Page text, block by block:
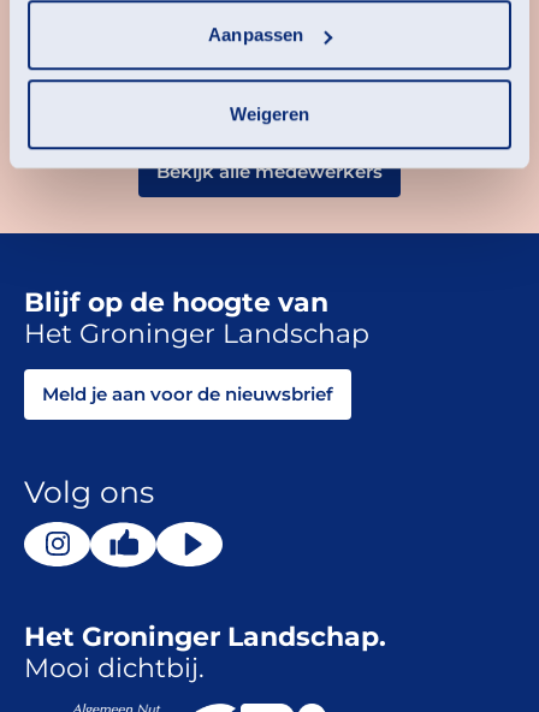
Aanpassen
Weigeren
Bekijk alle medewerkers
Het Groninger Landschap.
Mooi dichtbij.
Blijf op de hoogte van
Het Groninger Landschap
Meld je aan voor de nieuwsbrief
Volg ons